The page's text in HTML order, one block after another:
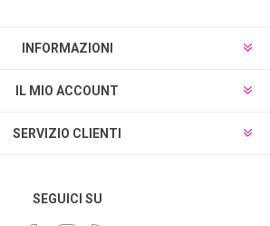
INFORMAZIONI
IL MIO ACCOUNT
SERVIZIO CLIENTI
SEGUICI SU